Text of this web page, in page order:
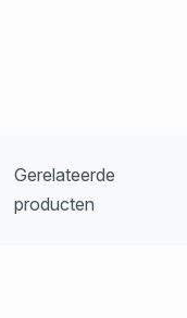
Gerelateerde
producten